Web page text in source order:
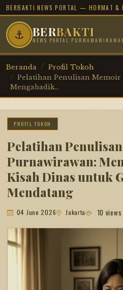
BERBAKTI NEWS PORTAL — HORMAT &
⚓ BERBAKTI
NEWS PORTAL
BERANDA ARSIP JUANG
Beranda
Profil Tokoh
Pelatihan Penulisan Memoir
Mengabadik...
PROFIL TOKOH
Pelatihan
Purnawirawan:
Kisah Dinas untuk
Mendatang
04 June 2026 Jakarta 10 views